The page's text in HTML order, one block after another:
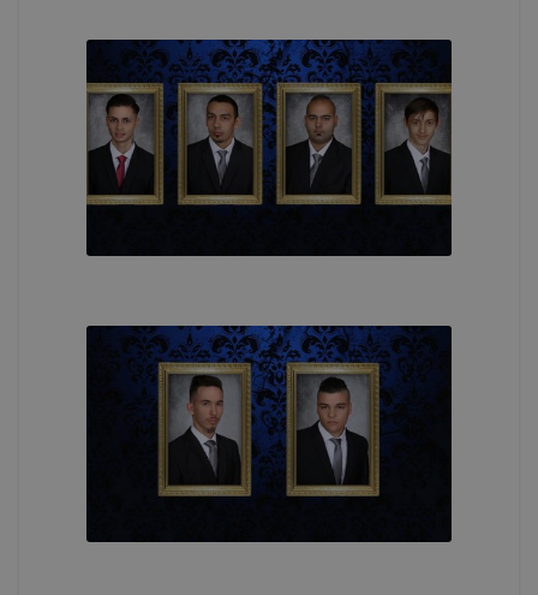
A Google Analytics cookie-kat arra használjuk, hogy
információt gyűjtsünk azzal kapcsolatban, hogyan
használják látogatóink honlapunkat. Ezek a cookie-k
nem tudják Önt személy szerint beazonosítani, az
éppen használt IP címet is csak részben rögzítik. A
cookie-k olyan információkat gyűjtenek, mint
honlap mely részére kattintott, hány oldalt keresett
hibaüzenetek. Mindez honlapunk fejlesztése,
valamint a felhasználók számára biztosított
élmények javítása céljából történik.
Marketing célú cookie-k
Az ilyen sütik célja, hogy az Ön böngészési
relevánsnak